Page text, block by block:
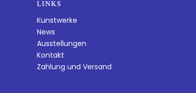
LINKS
Kunstwerke
News
Ausstellungen
Kontakt
Zahlung und Versand